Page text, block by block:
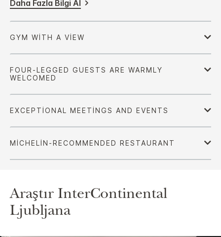
Daha Fazla Bilgi Al
Araştır InterContinental
Ljubljana